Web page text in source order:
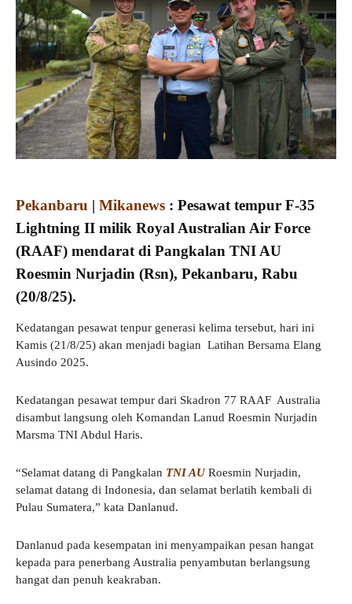
Pekanbaru | Mikanews : Pesawat tempur F-35
Lightning II milik Royal Australian Air Force
(RAAF) mendarat di Pangkalan TNI AU
Roesmin Nurjadin (Rsn), Pekanbaru, Rabu
(20/8/25).
Kedatangan pesawat tenpur generasi kelima tersebut, hari ini
Kamis (21/8/25) akan menjadi bagian Latihan Bersama Elang
Ausindo 2025.
Kedatangan pesawat tempur dari Skadron 77 RAAF Australia
disambut langsung oleh Komandan Lanud Roesmin Nurjadin
Marsma TNI Abdul Haris.
“Selamat datang di Pangkalan TNI AURoesmin Nurjadin,
selamat datang di Indonesia, dan selamat berlatih kembali di
Pulau Sumatera,” kata Danlanud.
Danlanud pada kesempatan ini menyampaikan pesan hangat
kepada para penerbang Australia penyambutan berlangsung
hangat dan penuh keakraban.